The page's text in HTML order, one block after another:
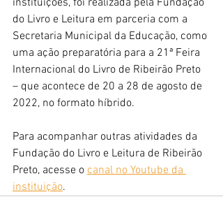
instituições, foi realizada pela Fundação
do Livro e Leitura em parceria com a
Secretaria Municipal da Educação, como
uma ação preparatória para a 21ª Feira
Internacional do Livro de Ribeirão Preto
– que acontece de 20 a 28 de agosto de
2022, no formato híbrido.
Para acompanhar outras atividades da
Fundação do Livro e Leitura de Ribeirão
Preto, acesse o canal no Youtube da
instituição.